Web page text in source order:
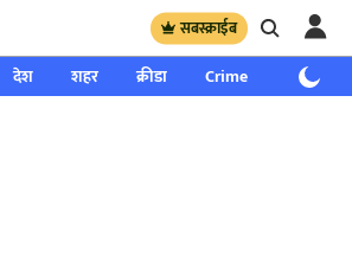
सबस्क्राईब
देश शहर क्रीडा Crime साप्ताहिक